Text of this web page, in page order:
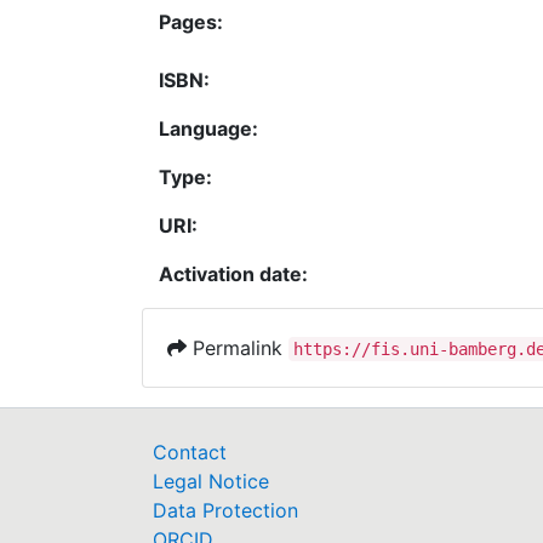
Pages:
ISBN:
Language:
Type:
URI:
Activation date:
Permalink https://fis.uni-
Contact
Legal Notice
Data Protection